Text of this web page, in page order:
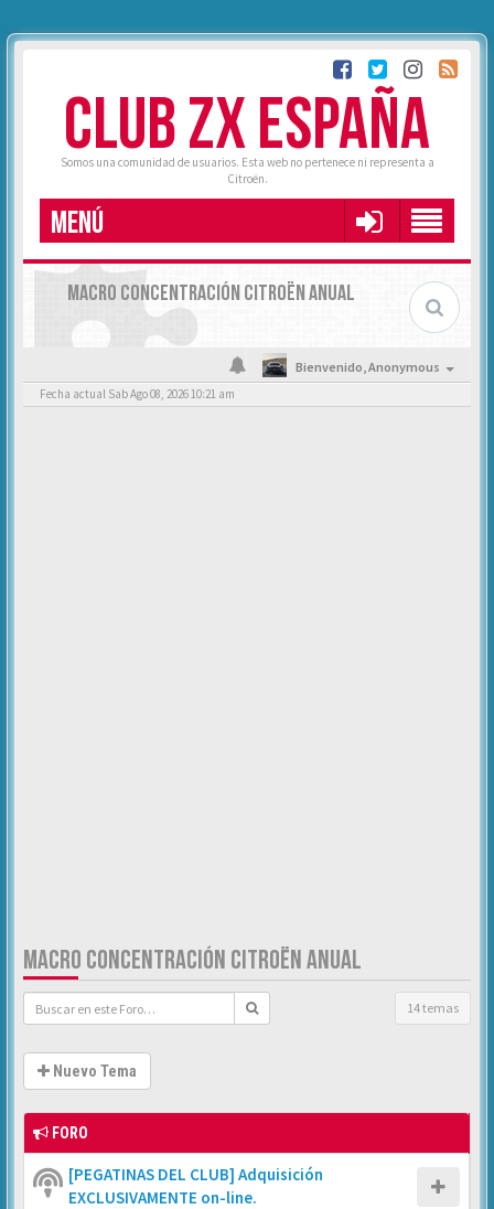
CLUB ZX ESPAÑA
Somos una comunidad de usuarios. Esta web no pertenece ni representa a
Citroën.
MENÚ
MACRO CONCENTRACIÓN CITROËN ANUAL
Bienvenido,Anonymous
Fecha actual Sab Ago 08, 2026 10:21 am
MACRO CONCENTRACIÓN CITROËN ANUAL
14 temas
Nuevo Tema
FORO
[PEGATINAS DEL CLUB] Adquisición
EXCLUSIVAMENTE on-line.